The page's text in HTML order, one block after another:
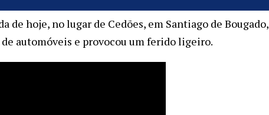
de hoje, no lugar de Cedões, em Santiago de Bougado,
automóveis e provocou um ferido ligeiro.